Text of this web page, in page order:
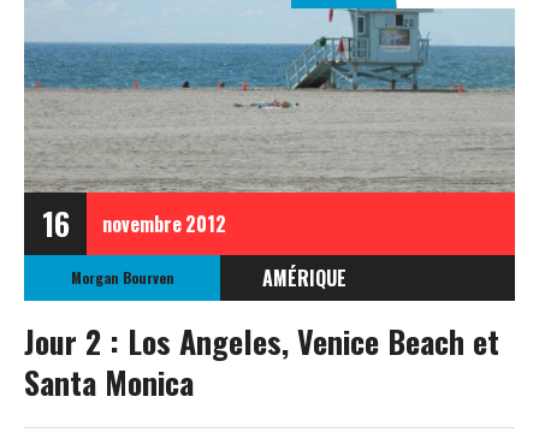
16 novembre2012
Morgan Bourven
AMÉRIQUE
ÉTATS-UNIS
Jour 2 : Los Angeles, Venice Beach et
Santa Monica